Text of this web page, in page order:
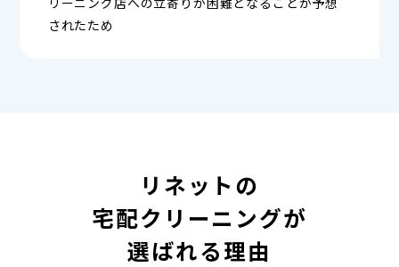
されたため
リネットの
宅配クリーニングが
選ばれる理由